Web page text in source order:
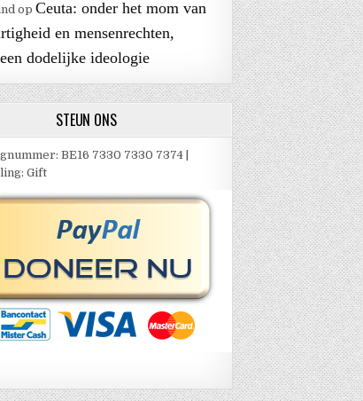
opCeuta: onder het mom van
en mensenrechten,
dodelijke ideologie
STEUN ONS
BE16 7330 7330 7374 |
Gift